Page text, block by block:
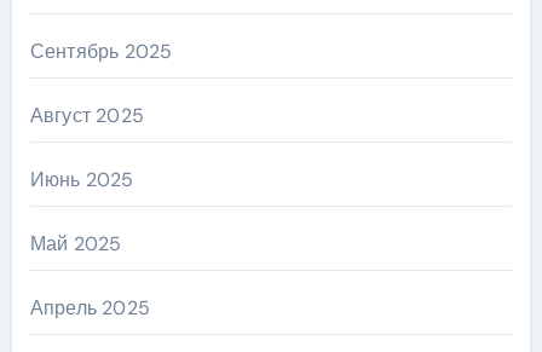
Сентябрь 2025
Август 2025
Июнь 2025
Май 2025
Апрель 2025